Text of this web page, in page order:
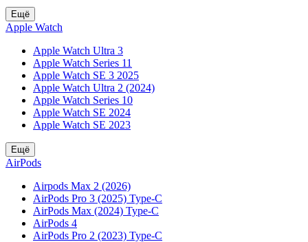
Ещё
Apple Watch
Apple Watch Ultra 3
Apple Watch Series 11
Apple Watch SE 3 2025
Apple Watch Ultra 2 (2024)
Apple Watch Series 10
Apple Watch SE 2024
Apple Watch SE 2023
Ещё
AirPods
Airpods Max 2 (2026)
AirPods Pro 3 (2025) Type-C
AirPods Max (2024) Type-C
AirPods 4
AirPods Pro 2 (2023) Type-C